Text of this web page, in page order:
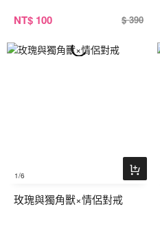
NT$ 100 $ 390
1/6
玫瑰與獨角獸×情侶對戒